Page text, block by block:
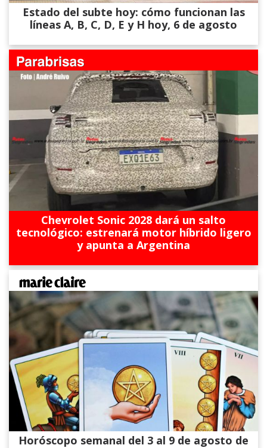
Estado del subte hoy: cómo funcionan las
líneas A, B, C, D, E y H hoy, 6 de agosto
Chevrolet Sonic 2028 dará un salto
tecnológico: estrenará motor híbrido ligero
y apunta a Argentina
Horóscopo semanal del 3 al 9 de agosto de